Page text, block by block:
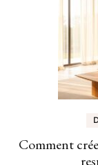
Comment